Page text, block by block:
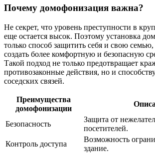
Почему домофонизация важна?
Не секрет, что уровень преступности в
еще остается высок. Поэтому установка
только способ защитить себя и свою
создать более комфортную и безопасную
Такой подход не только предотвращает
противозаконные действия, но и
соседских связей.
Преимущества
домофонизации
Безопасность
Защита от
посетителей.
Контроль доступа
Возможность
здание.